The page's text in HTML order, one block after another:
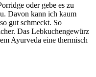
oder gebe es zu
Davon kann ich kaum
gut schmeckt. So
Das Lebkuchengewürz
Ayurveda eine thermisch